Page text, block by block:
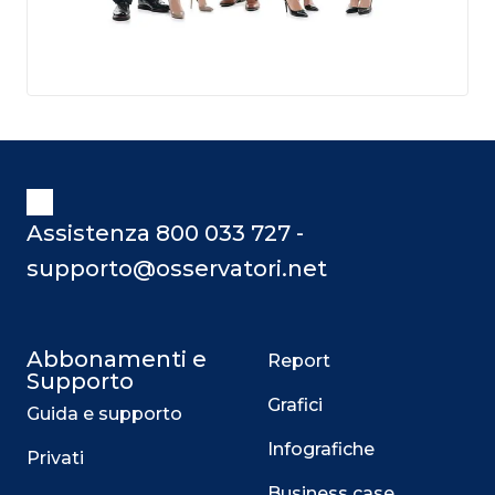
Assistenza 800 033 727 -
supporto@osservatori.net
Abbonamenti e
Supporto
Guida e supporto
Privati
Report
Grafici
Infografiche